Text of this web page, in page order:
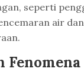
seperti
air